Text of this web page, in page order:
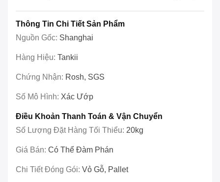
Thông Tin Chi Tiết Sản Phẩm
Nguồn Gốc: Shanghai
Hàng Hiệu: Tankii
Chứng Nhận: Rosh, SGS
Số Mô Hình: Xác Ướp
Điều Khoản Thanh Toán & Vận Chuyển
Số Lượng Đặt Hàng Tối Thiểu: 20kg
Giá Bán: Có Thể Đàm Phán
Chi Tiết Đóng Gói: Vỏ Gỗ, Pallet